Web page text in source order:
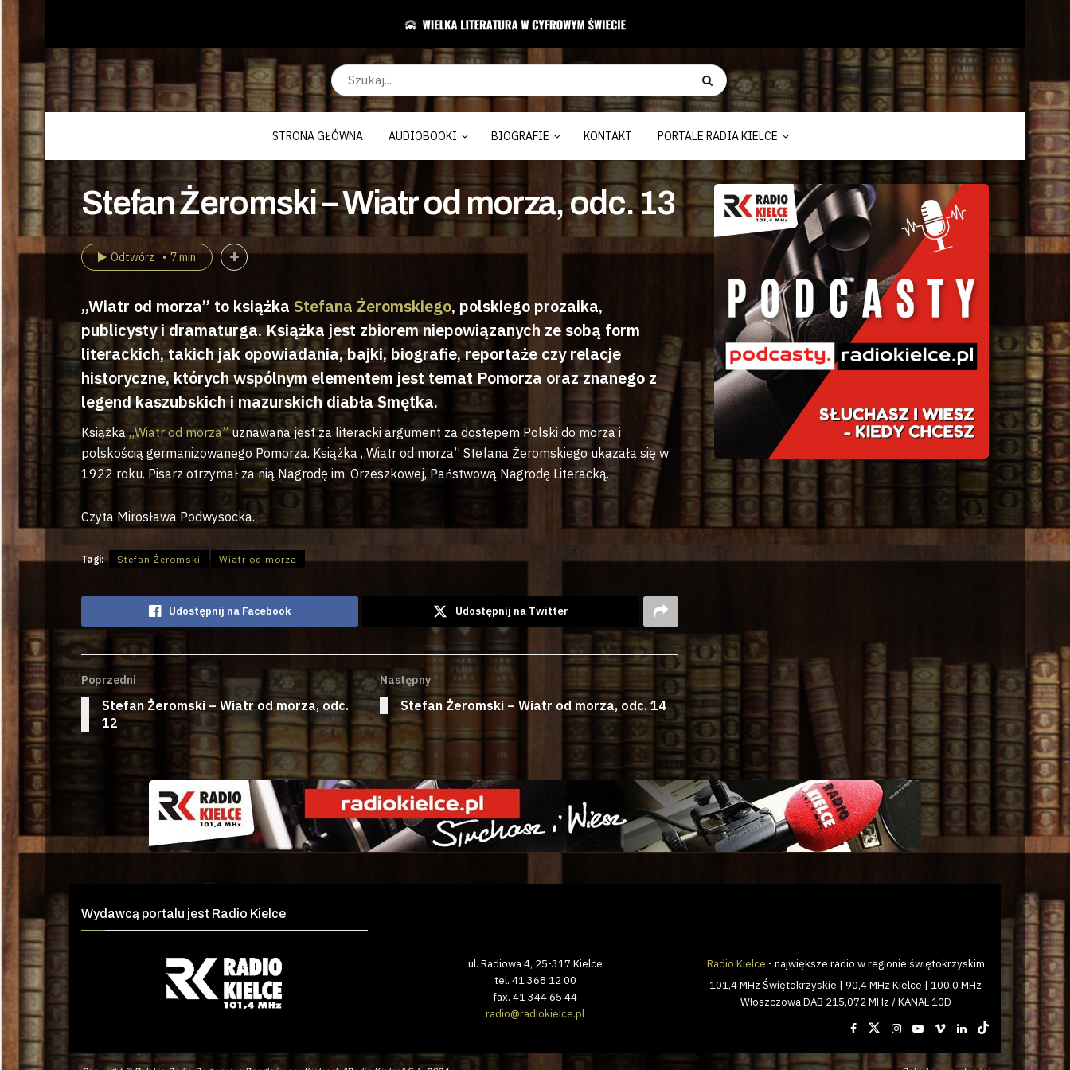
STRONA GŁÓWNA AUDIOBOOKI BIOGRAFIE KONTAKT PORTALE RADIA KIELCE
Stefan Żeromski – Wiatr od morza, odc. 13
Odtwórz 7 min
„Wiatr od morza” to książka Stefana Żeromskiego, polskiego prozaika,
publicysty i dramaturga. Książka jest zbiorem niepowiązanych ze sobą form
literackich, takich jak opowiadania, bajki, biografie, reportaże czy relacje
historyczne, których wspólnym elementem jest temat Pomorza oraz znanego z
legend kaszubskich i mazurskich diabła Smętka.
Książka„Wiatr od morza”uznawana jest za literacki argument za dostępem Polski do morza i
polskością germanizowanego Pomorza. Książka „Wiatr od morza” Stefana Żeromskiego ukazała się w
1922 roku. Pisarz otrzymał za nią Nagrodę im. Orzeszkowej, Państwową Nagrodę Literacką.
Czyta Mirosława Podwysocka.
Tagi: Stefan Żeromski Wiatr od morza
Udostępnij na Facebook Udostępnij na Twitter
Poprzedni
Stefan Żeromski – Wiatr od morza, odc.
12
Następny
Stefan Żeromski – Wiatr od morza, odc. 14
Wydawcą portalu jest Radio Kielce
ul. Radiowa 4, 25-317 Kielce
tel. 41 368 12 00
fax. 41 344 65 44
radio@radiokielce.pl
Radio Kielce - największe radio w regionie świętokrzyskim
101,4 MHz Świętokrzyskie | 90,4 MHz Kielce | 100,0 MHz
Włoszczowa DAB 215,072 MHz / KANAŁ 10D